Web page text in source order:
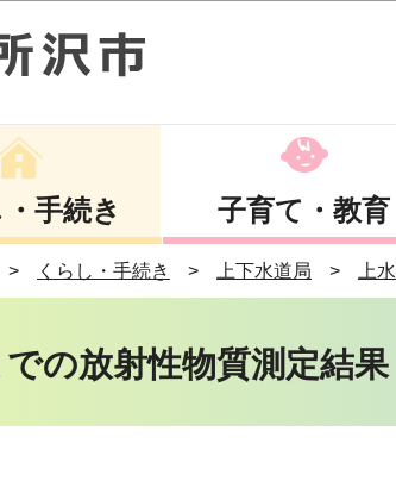
手続き 子育て・教育
くらし・手続き 上下水道局 上
の放射性物質測定結果